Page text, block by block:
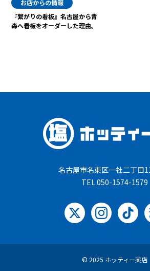
お店からの情報
『繋がりの看板』名古屋から青
森へ看板をオーダーした理由。
名古屋市名東区一社二丁目
TEL 050-1574-1579
© 2025 ホッティー薬店